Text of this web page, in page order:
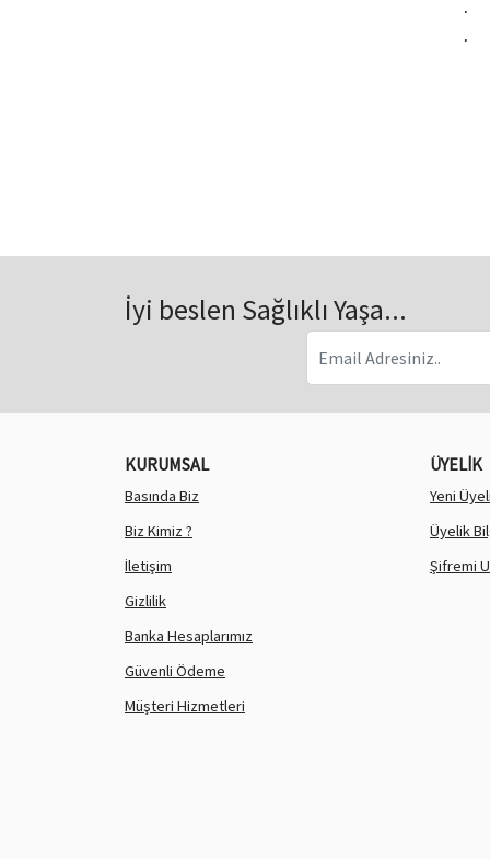
·
·
İyi beslen Sağlıklı Yaşa...
KURUMSAL
Basında Biz
Biz Kimiz ?
İletişim
Gizlilik
Banka Hesaplarımız
Güvenli Ödeme
Müşteri Hizmetleri
ÜYELİK
Yeni
Üyelik
Şifremi